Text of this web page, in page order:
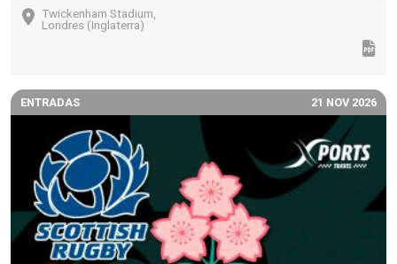
Twickenham Stadium,
Londres (Inglaterra)
ENTRADAS 21 NOV 2026